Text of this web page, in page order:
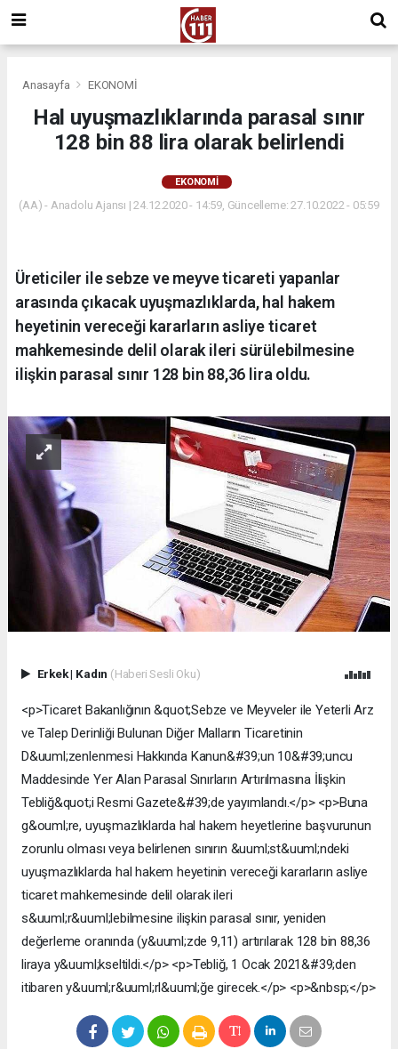
Anasayfa EKONOMİ
Hal uyuşmazlıklarında parasal sınır
128 bin 88 lira olarak belirlendi
EKONOMİ
(AA) - Anadolu Ajansı | 24.12.2020 - 14:59, Güncelleme: 27.10.2022 - 05:59
Üreticiler ile sebze ve meyve ticareti yapanlar
arasında çıkacak uyuşmazlıklarda, hal hakem
heyetinin vereceği kararların asliye ticaret
mahkemesinde delil olarak ileri sürülebilmesine
ilişkin parasal sınır 128 bin 88,36 lira oldu.
Erkek| Kadın (Haberi Sesli Oku)
<p>Ticaret Bakanlığının &quot;Sebze ve Meyveler ile Yeterli Arz
ve Talep Derinliği Bulunan Diğer Malların Ticaretinin
D&uuml;zenlenmesi Hakkında Kanun&#39;un 10&#39;uncu
Maddesinde Yer Alan Parasal Sınırların Artırılmasına İlişkin
Tebliğ&quot;i Resmi Gazete&#39;de yayımlandı.</p> <p>Buna
g&ouml;re, uyuşmazlıklarda hal hakem heyetlerine başvurunun
zorunlu olması veya belirlenen sınırın &uuml;st&uuml;ndeki
uyuşmazlıklarda hal hakem heyetinin vereceği kararların asliye
ticaret mahkemesinde delil olarak ileri
s&uuml;r&uuml;lebilmesine ilişkin parasal sınır, yeniden
değerleme oranında (y&uuml;zde 9,11) artırılarak 128 bin 88,36
liraya y&uuml;kseltildi.</p> <p>Tebliğ, 1 Ocak 2021&#39;den
itibaren y&uuml;r&uuml;rl&uuml;ğe girecek.</p> <p>&nbsp;</p>